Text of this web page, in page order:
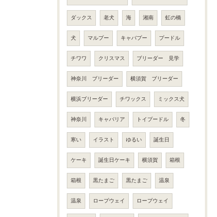
ダックス 老犬 海 湘南 虹の橋
犬 マルプー キャバプー プードル
チワワ クリスマス ブリーダー 見学
神奈川 ブリーダー 横須賀 ブリーダー
横浜ブリーダー チワックス ミックス犬
神奈川 キャバリア トイプードル 冬
寒い イラスト ゆるい 誕生日
ケーキ 誕生日ケーキ 横須賀 箱根
箱根 黒たまご 黒たまご 温泉
温泉 ロープウェイ ロープウェイ